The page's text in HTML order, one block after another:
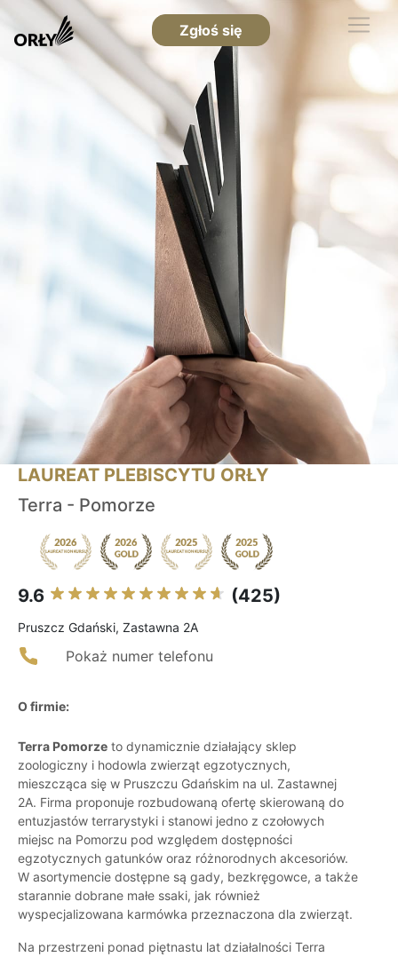
Zgłoś się
LAUREAT PLEBISCYTU ORŁY
Terra - Pomorze
9.6 (425)
Pruszcz Gdański, Zastawna 2A
Pokaż numer telefonu
O firmie:
Terra Pomorze to dynamicznie działający sklep
zoologiczny i hodowla zwierząt egzotycznych,
mieszcząca się w Pruszczu Gdańskim na ul. Zastawnej
2A. Firma proponuje rozbudowaną ofertę skierowaną do
entuzjastów terrarystyki i stanowi jedno z czołowych
miejsc na Pomorzu pod względem dostępności
egzotycznych gatunków oraz różnorodnych akcesoriów.
W asortymencie dostępne są gady, bezkręgowce, a także
starannie dobrane małe ssaki, jak również
wyspecjalizowana karmówka przeznaczona dla zwierząt.
Na przestrzeni ponad piętnastu lat działalności Terra